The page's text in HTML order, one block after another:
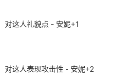
对这人礼貌点 - 安妮+1
对这人表现攻击性 - 安妮+2